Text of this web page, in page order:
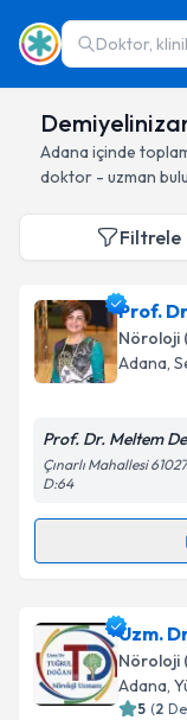
Doktor,
Adana içinde
doktor - uzman
Filtrele
Prof.
Nöroloji
Adana,
Prof. Dr. Meltem
Çınarlı Mahallesi
D:64
Randevu
Prof. Dr.
talebi
için bir takvim
Uzm.
Nöroloji
Adana,
5 (2